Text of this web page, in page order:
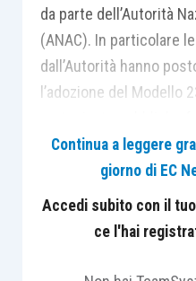
da parte dell’Autorità
(ANAC). In particolare
dall’Autorità hanno
l’adozione del Modello
un “onere” come
Nella determinazione
guida muovono dal
Continua a leggere
giorno di EC
Accedi subito con il
ce l'hai